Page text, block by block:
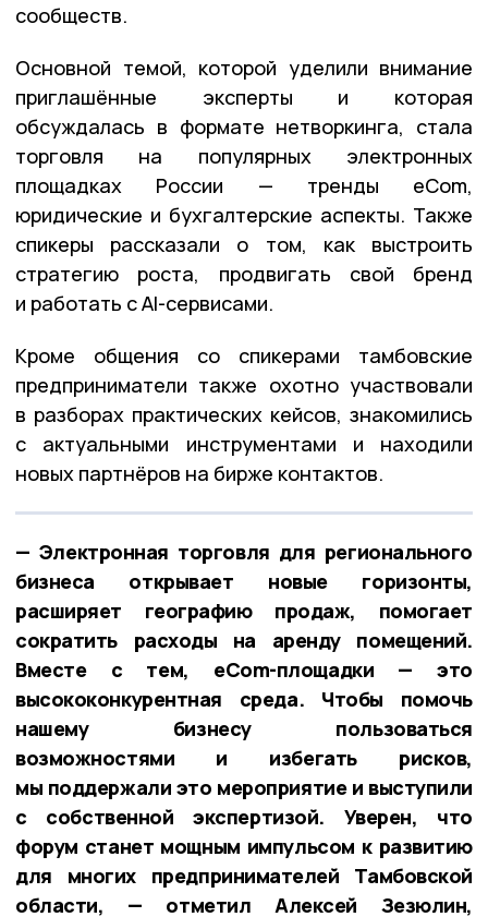
сообществ.
Основной темой, которой уделили внимание
приглашённые эксперты и которая
обсуждалась в формате нетворкинга, стала
торговля на популярных электронных
площадках России — тренды eCom,
юридические и бухгалтерские аспекты. Также
спикеры рассказали о том, как выстроить
стратегию роста, продвигать свой бренд
и работать с AI-сервисами.
Кроме общения со спикерами тамбовские
предприниматели также охотно участвовали
в разборах практических кейсов, знакомились
с актуальными инструментами и находили
новых партнёров на бирже контактов.
— Электронная торговля для регионального
бизнеса открывает новые горизонты,
расширяет географию продаж, помогает
сократить расходы на аренду помещений.
Вместе с тем, eCom-площадки — это
высококонкурентная среда. Чтобы помочь
нашему бизнесу пользоваться
возможностями и избегать рисков,
мы поддержали это мероприятие и выступили
с собственной экспертизой. Уверен, что
форум станет мощным импульсом к развитию
для многих предпринимателей Тамбовской
области, — отметил Алексей Зезюлин,